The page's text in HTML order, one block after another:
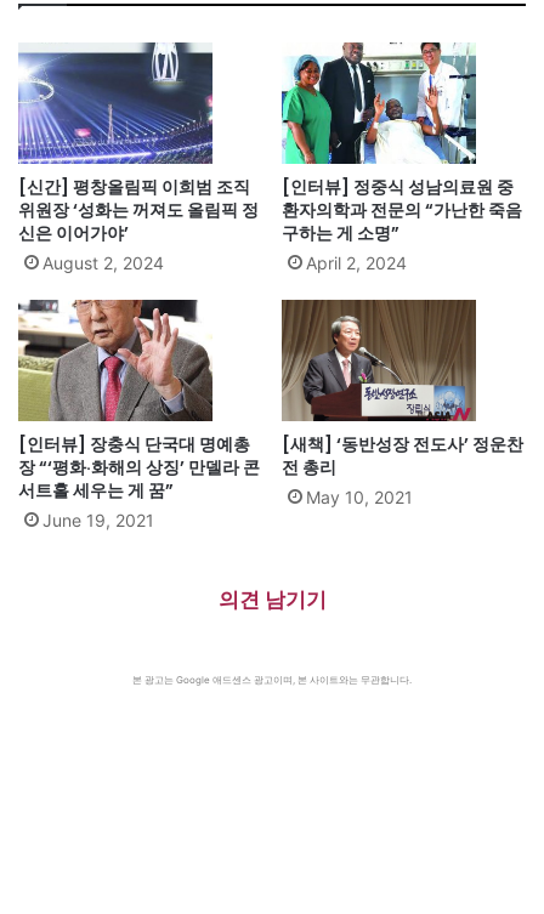
[신간] 평창올림픽 이희범 조직
위원장 ‘성화는 꺼져도 올림픽 정
신은 이어가야’
August 2, 2024
[인터뷰] 정중식 성남의료원 중
환자의학과 전문의 “가난한 죽음
구하는 게 소명”
April 2, 2024
[인터뷰] 장충식 단국대 명예총
장 “‘평화·화해의 상징’ 만델라 콘
서트홀 세우는 게 꿈”
June 19, 2021
[새책] ‘동반성장 전도사’ 정운찬
전 총리
May 10, 2021
의견 남기기
본 광고는 Google 애드센스 광고이며, 본 사이트와는 무관합니다.